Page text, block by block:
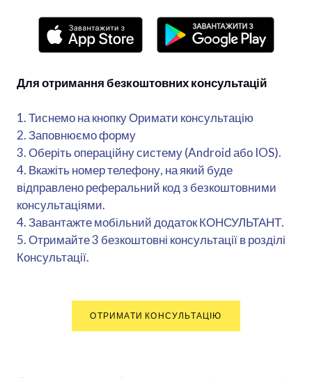
Для отримання безкоштовних консультацій
1. Тиснемо на кнопку Оримати консультацію
2. Заповнюємо форму
3. Оберіть операційну систему (Android або IOS).
4. Вкажіть номер телефону, на який буде
відправлено реферальний код з безкоштовними
консультаціями.
4. Завантажте мобільний додаток КОНСУЛЬТАНТ.
5. Отримайте 3 безкоштовні консультації в розділі
Консультації.
ОТРИМАТИ КОНСУЛЬТАЦІЮ